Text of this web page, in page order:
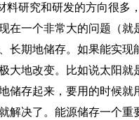
料研究和研发的方向很多
在一个非常大的问题（
长期地储存。如果能实现
大地改变。比如说太阳
储存起来，要用的时候就
解决了。能源储存一个